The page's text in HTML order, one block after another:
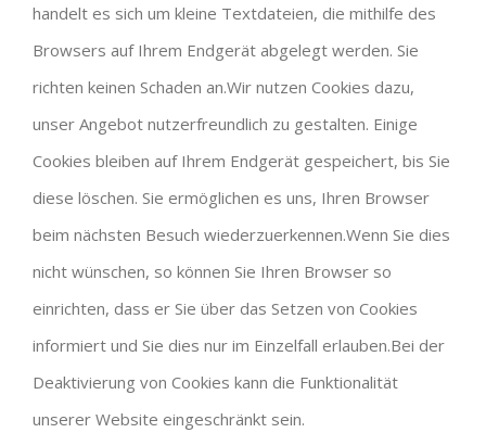
handelt es sich um kleine Textdateien, die mithilfe des
Browsers auf Ihrem Endgerät abgelegt werden. Sie
richten keinen Schaden an.Wir nutzen Cookies dazu,
unser Angebot nutzerfreundlich zu gestalten. Einige
Cookies bleiben auf Ihrem Endgerät gespeichert, bis Sie
diese löschen. Sie ermöglichen es uns, Ihren Browser
beim nächsten Besuch wiederzuerkennen.Wenn Sie dies
nicht wünschen, so können Sie Ihren Browser so
einrichten, dass er Sie über das Setzen von Cookies
informiert und Sie dies nur im Einzelfall erlauben.Bei der
Deaktivierung von Cookies kann die Funktionalität
unserer Website eingeschränkt sein.